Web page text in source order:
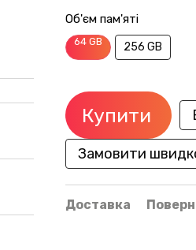
Об'єм пам'яті
64 GB 256 GB
Купити
Замовити
Доставка